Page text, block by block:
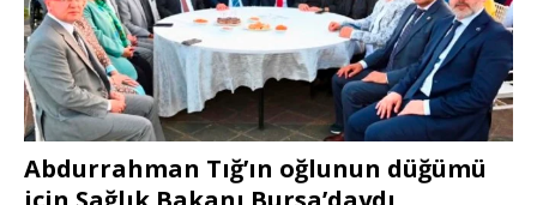
Abdurrahman Tığ’ın oğlunun düğümü